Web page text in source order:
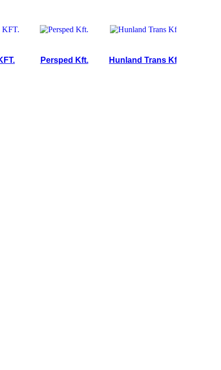
Persped Kft. Hunland Trans Kft.